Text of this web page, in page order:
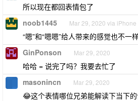
所以现在都回表情包了
noob1445 Mar 29, 2020 via iPhone
“嗯”和“嗯嗯”给人带来的感觉也不一样
GinPonson Mar 29, 2020
哈哈 = 说完了吗？我要去忙了
masonincn Mar 29, 2020
😂这个表情哪位兄弟能解读下当下